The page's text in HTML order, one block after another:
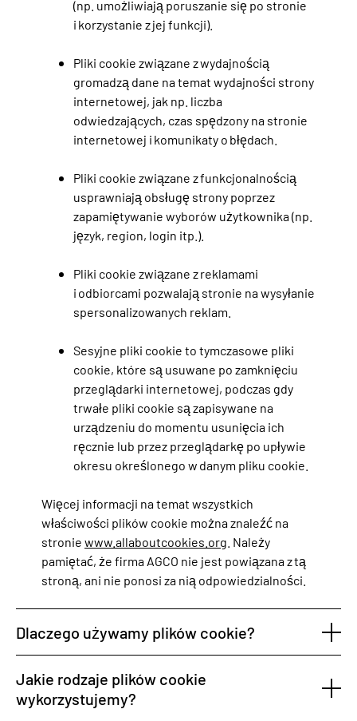
(np. umożliwiają poruszanie się po stronie
i korzystanie z jej funkcji).
Pliki cookie związane z wydajnością
gromadzą dane na temat wydajności strony
internetowej, jak np. liczba
odwiedzających, czas spędzony na stronie
internetowej i komunikaty o błędach.
Pliki cookie związane z funkcjonalnością
usprawniają obsługę strony poprzez
zapamiętywanie wyborów użytkownika (np.
język, region, login itp.).
Pliki cookie związane z reklamami
i odbiorcami pozwalają stronie na wysyłanie
spersonalizowanych reklam.
Sesyjne pliki cookie to tymczasowe pliki
cookie, które są usuwane po zamknięciu
przeglądarki internetowej, podczas gdy
trwałe pliki cookie są zapisywane na
urządzeniu do momentu usunięcia ich
ręcznie lub przez przeglądarkę po upływie
okresu określonego w danym pliku cookie.
Więcej informacji na temat wszystkich
właściwości plików cookie można znaleźć na
stronie www.allaboutcookies.org . Należy
pamiętać, że firma AGCO nie jest powiązana z tą
stroną, ani nie ponosi za nią odpowiedzialności.
Dlaczego używamy plików cookie?
Jakie rodzaje plików cookie
wykorzystujemy?